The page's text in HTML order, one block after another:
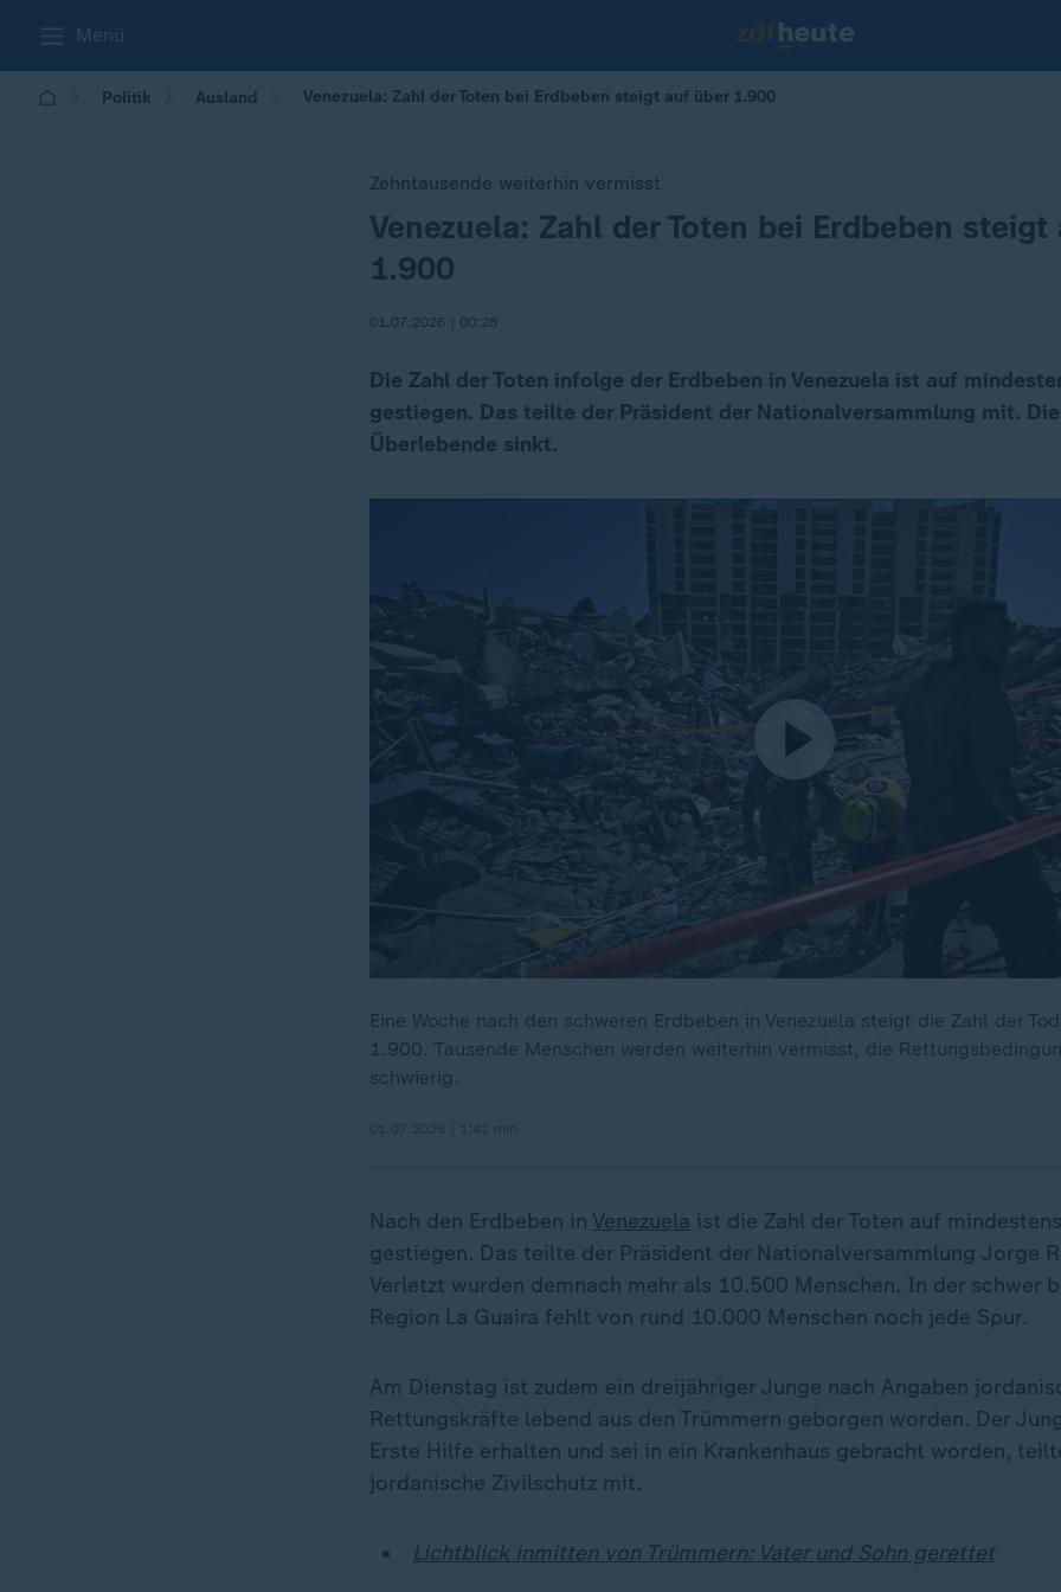
Menü
Politik Ausland Venezuela: Zahl der Toten bei Erdbeben steigt auf über 1.900
Zehntausende weiterhin vermisst
:
Venezuela: Zahl der Toten bei Erdbeben
1.900
01.07.2026 | 00:28
Die Zahl der Toten infolge der Erdbeben in Venezuela ist auf
gestiegen. Das teilte der Präsident der Nationalversammlung mit.
Überlebende sinkt.
Eine Woche nach den schweren Erdbeben in Venezuela steigt die Zahl der
1.900. Tausende Menschen werden weiterhin vermisst, die
schwierig.
Nach den Erdbeben in Venezuela ist die Zahl der Toten auf
gestiegen. Das teilte der Präsident der Nationalversammlung Jorge
Verletzt wurden demnach mehr als 10.500 Menschen. In der schwer
Region La Guaira fehlt von rund 10.000 Menschen noch jede Spur.
Am Dienstag ist zudem ein dreijähriger Junge nach Angaben
Rettungskräfte lebend aus den Trümmern geborgen worden. Der
Erste Hilfe erhalten und sei in ein Krankenhaus gebracht worden,
jordanische Zivilschutz mit.
Lichtblick inmitten von Trümmern: Vater und Sohn gerettet